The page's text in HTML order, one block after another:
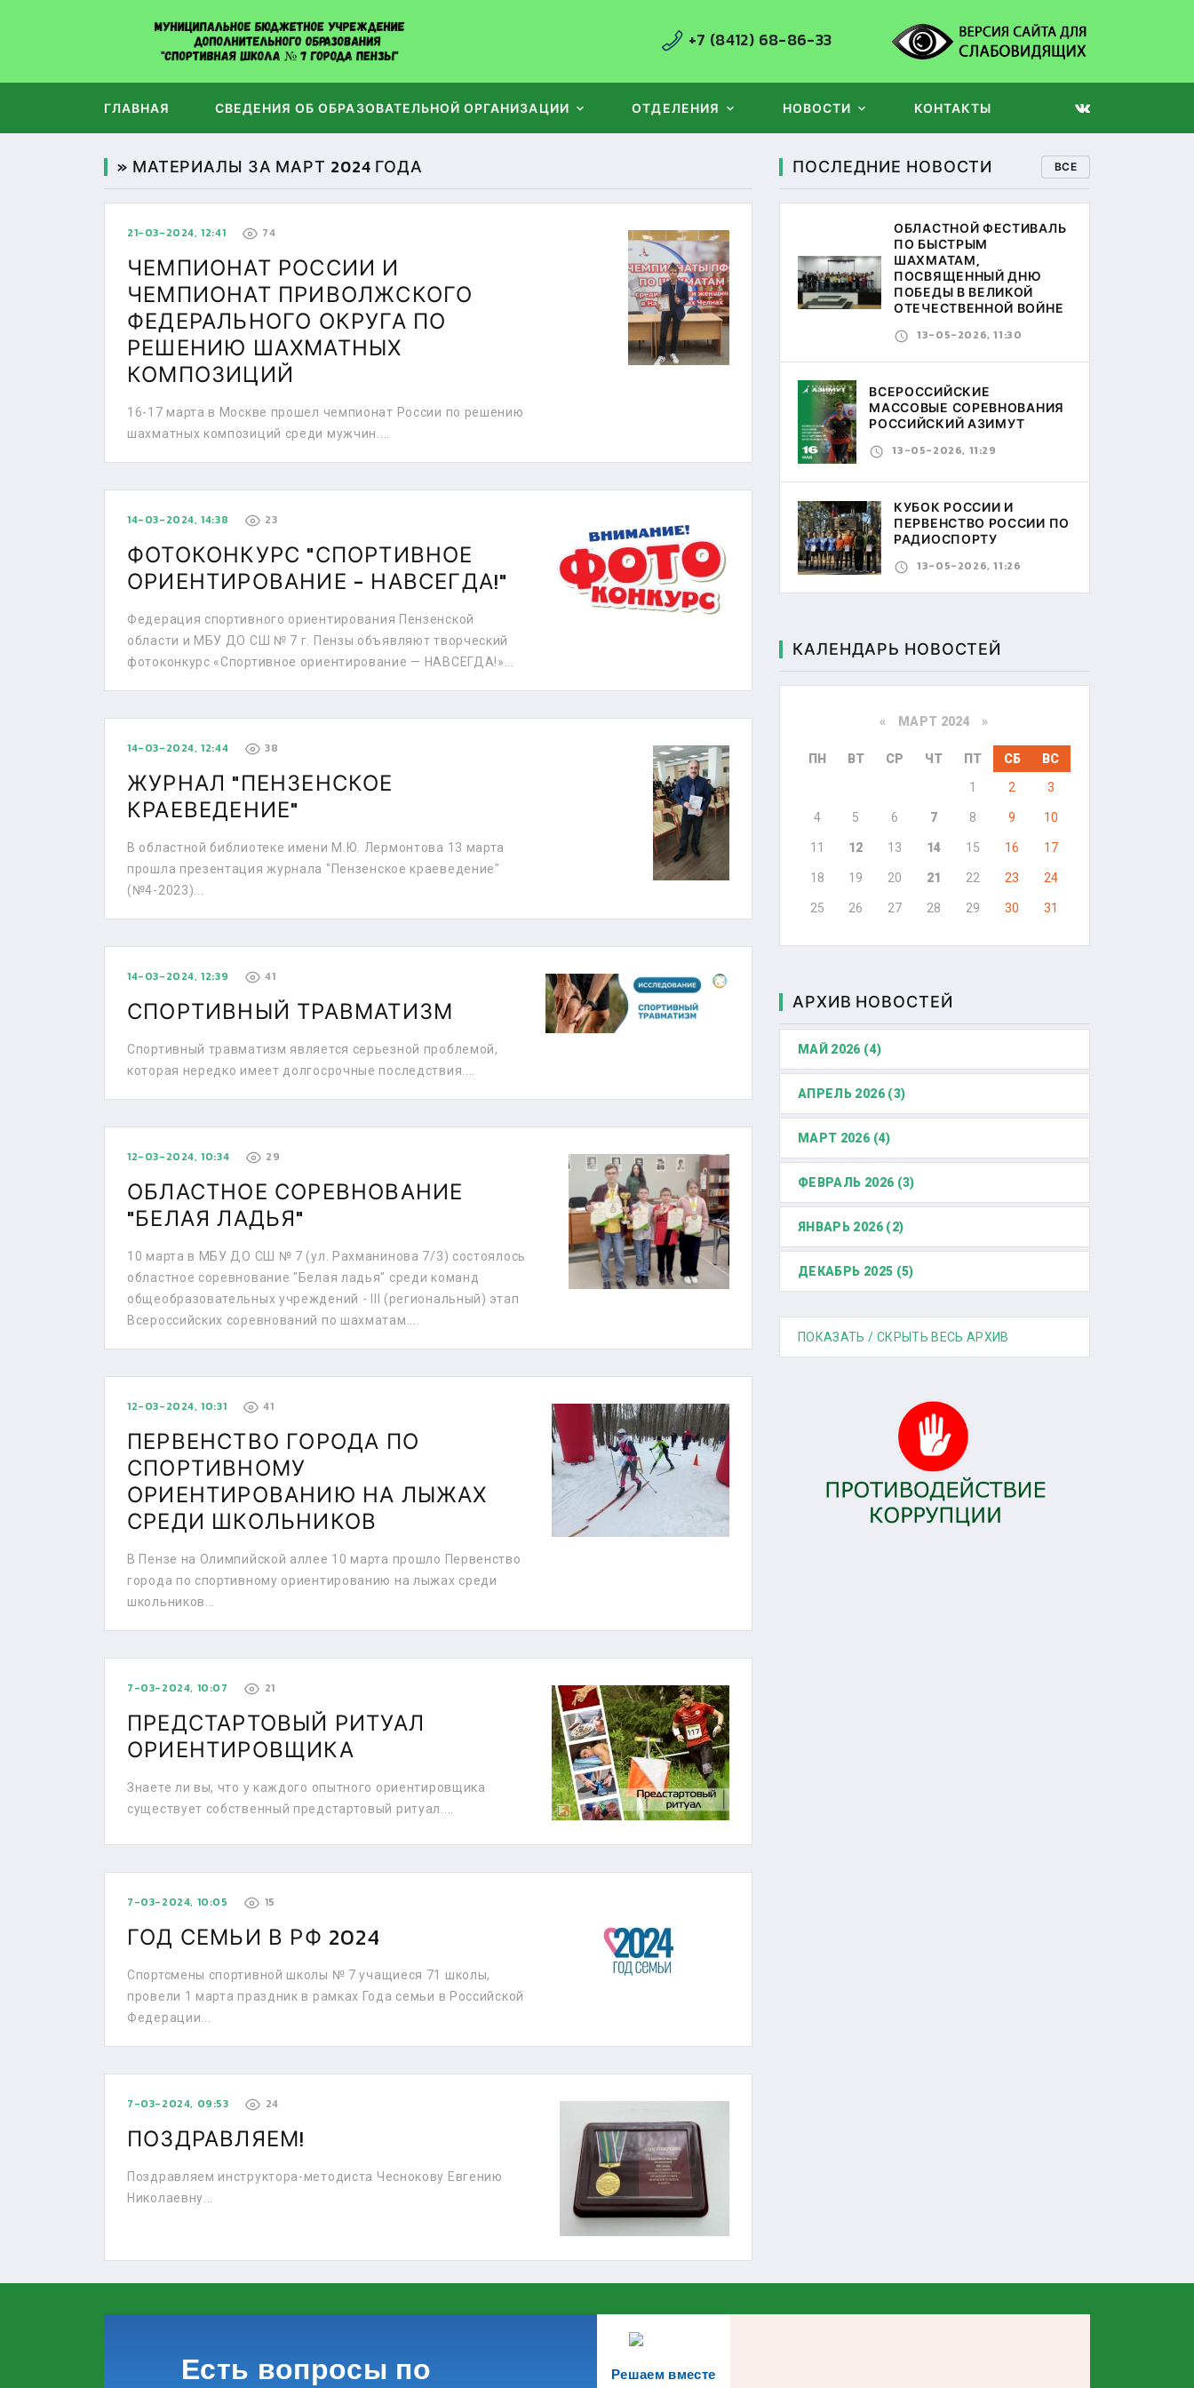
+7 (8412) 68-86-33
ГЛАВНАЯ СВЕДЕНИЯ ОБ ОБРАЗОВАТЕЛЬНОЙ ОРГАНИЗАЦИИ ОТДЕЛЕНИЯ НОВОСТИ КОНТАКТЫ
» МАТЕРИАЛЫ ЗА МАРТ 2024 ГОДА
21-03-2024, 12:41 74
ЧЕМПИОНАТ РОССИИ И
ЧЕМПИОНАТ ПРИВОЛЖСКОГО
ФЕДЕРАЛЬНОГО ОКРУГА ПО
РЕШЕНИЮ ШАХМАТНЫХ
КОМПОЗИЦИЙ
16-17 марта в Москве прошел чемпионат России по решению
шахматных композиций среди мужчин....
14-03-2024, 14:38 23
ФОТОКОНКУРС "СПОРТИВНОЕ
ОРИЕНТИРОВАНИЕ - НАВСЕГДА!"
Федерация спортивного ориентирования Пензенской
области и МБУ ДО СШ № 7 г. Пензы объявляют творческий
фотоконкурс «Спортивное ориентирование — НАВСЕГДА!»...
14-03-2024, 12:44 38
ЖУРНАЛ "ПЕНЗЕНСКОЕ
КРАЕВЕДЕНИЕ"
В областной библиотеке имени М.Ю. Лермонтова 13 марта
прошла презентация журнала "Пензенское краеведение"
(№4-2023)...
14-03-2024, 12:39 41
СПОРТИВНЫЙ ТРАВМАТИЗМ
Спортивный травматизм является серьезной проблемой,
которая нередко имеет долгосрочные последствия....
12-03-2024, 10:34 29
ОБЛАСТНОЕ СОРЕВНОВАНИЕ
"БЕЛАЯ ЛАДЬЯ"
10 марта в МБУ ДО СШ № 7 (ул. Рахманинова 7/3) состоялось
областное соревнование "Белая ладья" среди команд
общеобразовательных учреждений - III (региональный) этап
Всероссийских соревнований по шахматам....
12-03-2024, 10:31 41
ПЕРВЕНСТВО ГОРОДА ПО
СПОРТИВНОМУ
ОРИЕНТИРОВАНИЮ НА ЛЫЖАХ
СРЕДИ ШКОЛЬНИКОВ
В Пензе на Олимпийской аллее 10 марта прошло Первенство
города по спортивному ориентированию на лыжах среди
школьников...
7-03-2024, 10:07 21
ПРЕДСТАРТОВЫЙ РИТУАЛ
ОРИЕНТИРОВЩИКА
Знаете ли вы, что у каждого опытного ориентировщика
существует собственный предстартовый ритуал....
7-03-2024, 10:05 15
ГОД СЕМЬИ В РФ 2024
Спортсмены спортивной школы № 7 учащиеся 71 школы,
провели 1 марта праздник в рамках Года семьи в Российской
Федерации...
7-03-2024, 09:53 24
ПОЗДРАВЛЯЕМ!
Поздравляем инструктора-методиста Чеснокову Евгению
Николаевну...
ПОСЛЕДНИЕ НОВОСТИ ВСЕ
ОБЛАСТНОЙ ФЕСТИВАЛЬ
ПО БЫСТРЫМ
ШАХМАТАМ,
ПОСВЯЩЕННЫЙ ДНЮ
ПОБЕДЫ В ВЕЛИКОЙ
ОТЕЧЕСТВЕННОЙ ВОЙНЕ
13-05-2026, 11:30
ВСЕРОССИЙСКИЕ
МАССОВЫЕ СОРЕВНОВАНИЯ
РОССИЙСКИЙ АЗИМУТ
13-05-2026, 11:29
КУБОК РОССИИ И
ПЕРВЕНСТВО РОССИИ ПО
РАДИОСПОРТУ
13-05-2026, 11:26
КАЛЕНДАРЬ НОВОСТЕЙ
« МАРТ 2024 »
ПН ВТ СР ЧТ ПТ СБ
ВС
1
2 3
4 5 6 7 8 9 10
11 12 13 14 15 16 17
18 19 20 21 22 23 24
25 26 27 28 29 30 31
АРХИВ НОВОСТЕЙ
МАЙ 2026 (4)
АПРЕЛЬ 2026 (3)
МАРТ 2026 (4)
ФЕВРАЛЬ 2026 (3)
ЯНВАРЬ 2026 (2)
ДЕКАБРЬ 2025 (5)
ПОКАЗАТЬ / СКРЫТЬ ВЕСЬ АРХИВ
Решаем вместе
Есть вопросы по